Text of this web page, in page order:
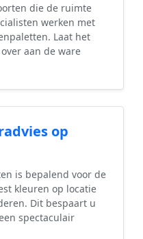
die de ruimte
werken met
Laat het
aan de ware
op
is bepalend voor de
kleuren op locatie
Dit bespaart u
spectaculair